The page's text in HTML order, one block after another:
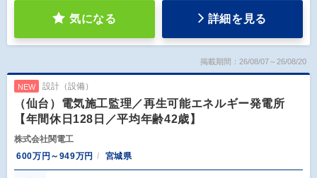
気になる 詳細を見る
掲載期間：26/08/07～26/08/20
NEW 設計（設備）
（仙台）電気施工監理／再生可能エネルギー発電所
【年間休日128日／平均年齢42歳】
株式会社関電工
600万円～949万円
宮城県